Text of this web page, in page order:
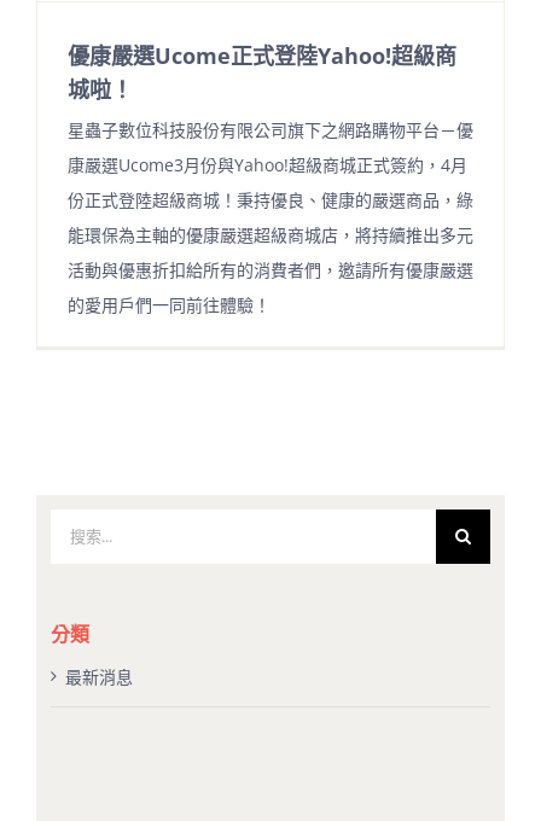
優康嚴選Ucome正式登陸Yahoo!超級商
城啦！
星蟲子數位科技股份有限公司旗下之網路購物平台－優
康嚴選Ucome3月份與Yahoo!超級商城正式簽約，4月
份正式登陸超級商城！秉持優良、健康的嚴選商品，綠
能環保為主軸的優康嚴選超級商城店，將持續推出多元
活動與優惠折扣給所有的消費者們，邀請所有優康嚴選
的愛用戶們一同前往體驗！
果：
分類
最新消息